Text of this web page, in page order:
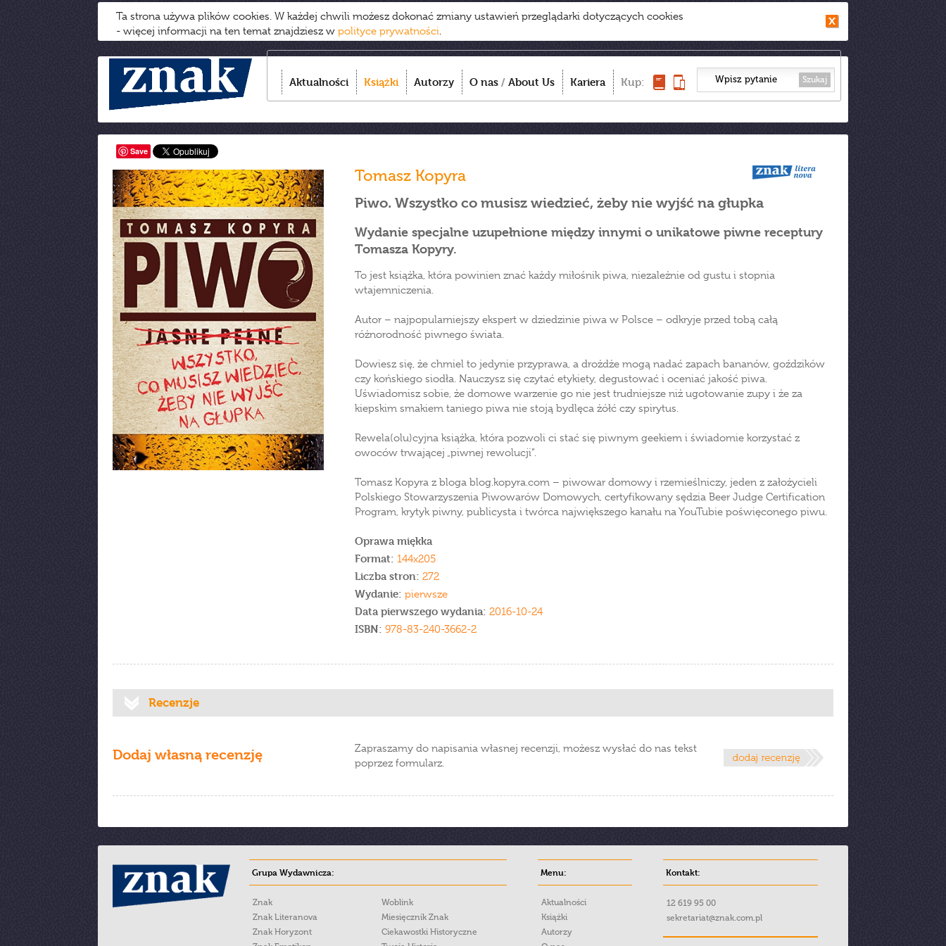
Ta strona używa plików cookies. W każdej chwili możesz dokonać zmiany ustawień przeglądarki dotyczących cookies
- więcej informacji na ten temat znajdziesz w polityce prywatności.
Aktualności Książki Autorzy O nas / About Us Kariera Kup: Szukaj
Save
Tomasz Kopyra
Piwo. Wszystko co musisz wiedzieć, żeby nie wyjść na głupka
Wydanie specjalne uzupełnione między innymi o unikatowe piwne receptury
Tomasza Kopyry.
To jest książka, która powinien znać każdy miłośnik piwa, niezależnie od gustu i stopnia
wtajemniczenia.
Autor – najpopularniejszy ekspert w dziedzinie piwa w Polsce – odkryje przed tobą całą
różnorodność piwnego świata.
Dowiesz się, że chmiel to jedynie przyprawa, a drożdże mogą nadać zapach bananów, goździków
czy końskiego siodła. Nauczysz się czytać etykiety, degustować i oceniać jakość piwa.
Uświadomisz sobie, że domowe warzenie go nie jest trudniejsze niż ugotowanie zupy i że za
kiepskim smakiem taniego piwa nie stoją bydlęca żółć czy spirytus.
Rewela(olu)cyjna książka, która pozwoli ci stać się piwnym geekiem i świadomie korzystać z
owoców trwającej „piwnej rewolucji”.
Tomasz Kopyra z bloga blog.kopyra.com – piwowar domowy i rzemieślniczy, jeden z założycieli
Polskiego Stowarzyszenia Piwowarów Domowych, certyfikowany sędzia Beer Judge Certification
Program, krytyk piwny, publicysta i twórca największego kanału na YouTubie poświęconego piwu.
Oprawa miękka
Format: 144x205
Liczba stron: 272
Wydanie: pierwsze
Data pierwszego wydania: 2016-10-24
ISBN: 978-83-240-3662-2
Recenzje
Dodaj własną recenzję
Zapraszamy do napisania własnej recenzji, możesz wysłać do nas tekst
poprzez formularz.
Grupa Wydawnicza:
Znak
Znak Literanova
Znak Horyzont
Woblink
Miesięcznik Znak
Ciekawostki Historyczne
Menu:
Aktualności
Książki
Autorzy
Kontakt:
12 619 95 00
sekretariat@znak.com.pl